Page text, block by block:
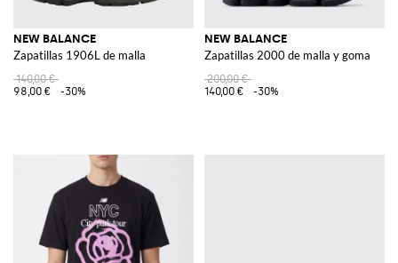
NEW BALANCE
Zapatillas 1906L de malla
140,00 €
98,00 €
-30%
NEW BALANCE
Zapatillas 2000 de malla y goma
200,00 €
140,00 €
-30%